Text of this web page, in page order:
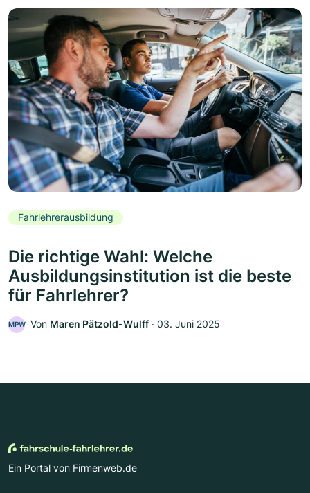
Fahrlehrerausbildung
Die richtige Wahl: Welche
Ausbildungsinstitution ist die beste
für Fahrlehrer?
MPW Von Maren Pätzold-Wulff ‧ 03. Juni 2025
Ein Portal von Firmenweb.de